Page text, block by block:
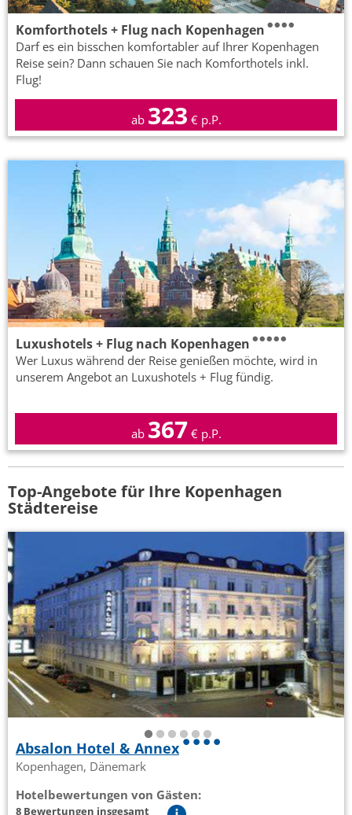
Komforthotels + Flug nach Kopenhagen
Darf es ein bisschen komfortabler auf Ihrer Kopenhagen
Reise sein? Dann schauen Sie nach Komforthotels inkl.
Flug!
ab 323 € p.P.
Luxushotels + Flug nach Kopenhagen
Wer Luxus während der Reise genießen möchte, wird in
unserem Angebot an Luxushotels + Flug fündig.
ab 367 € p.P.
Top-Angebote für Ihre Kopenhagen
Städtereise
Absalon Hotel & Annex
Kopenhagen, Dänemark
Hotelbewertungen von Gästen:
8 Bewertungen insgesamt